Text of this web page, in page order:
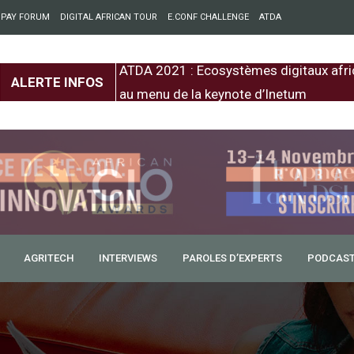
FORUM DIGITAL AFRICAN TOUR E.CONF CHALLENGE ATDA
ALERTE INFOS
l’Europe et
ATDA 2021 : Ecosystèmes digitaux
au menu de la keynote d’Inetum
AGRITECH INTERVIEWS PAROLES D’EXPERTS
: une opportunité
!
pour une seconde fois ! Organisé par La Factory,